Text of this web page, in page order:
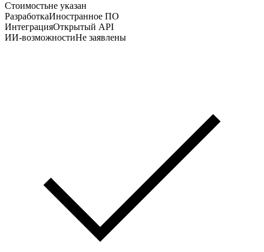
Стоимостьне указан
РазработкаИностранное ПО
ИнтеграцияОткрытый API
ИИ-возможностиНе заявлены